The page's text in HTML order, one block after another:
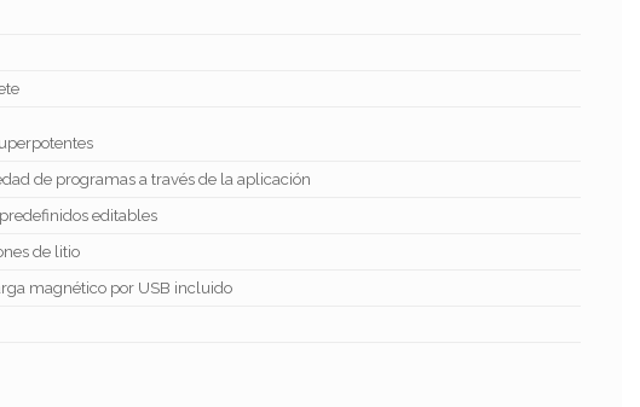
de programas a través de la aplicación
editables
de litio
magnético por USB incluido